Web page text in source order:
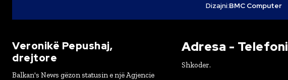
Dizajni:BMC Computer
Veronikë Pepushaj,
drejtore
Balkan's News gëzon statusin e një Agjencie
Adresa - Telefoni
Shkoder.